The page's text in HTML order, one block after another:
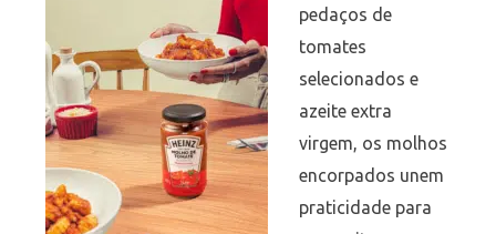
pedaços de
tomates
selecionados e
azeite extra
virgem, os molhos
encorpados unem
praticidade para